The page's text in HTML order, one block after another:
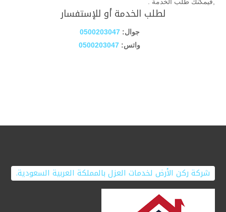
لطلب الخدمة أو للإستفسار
جوال:0500203047
واتس: 0500203047
شركة ركن الأرض لخدمات العزل بالمملكة العربية السعودية.